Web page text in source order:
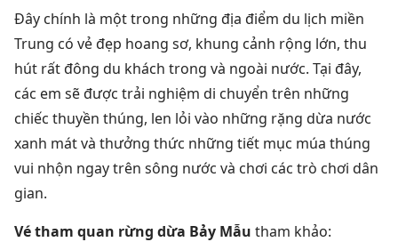
Đây chính là một trong những địa điểm du lịch miền
Trung có vẻ đẹp hoang sơ, khung cảnh rộng lớn, thu
hút rất đông du khách trong và ngoài nước. Tại đây,
các em sẽ được trải nghiệm di chuyển trên những
chiếc thuyền thúng, len lỏi vào những rặng dừa nước
xanh mát và thưởng thức những tiết mục múa thúng
vui nhộn ngay trên sông nước và chơi các trò chơi dân
gian.
Vé tham quan rừng dừa Bảy Mẫu tham khảo: